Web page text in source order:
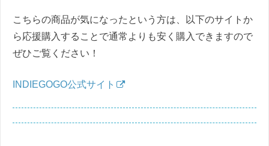
こちらの商品が気になったという方は、以下のサイトか
ら応援購入することで通常よりも安く購入できますので
ぜひご覧ください！
INDIEGOGO公式サイト